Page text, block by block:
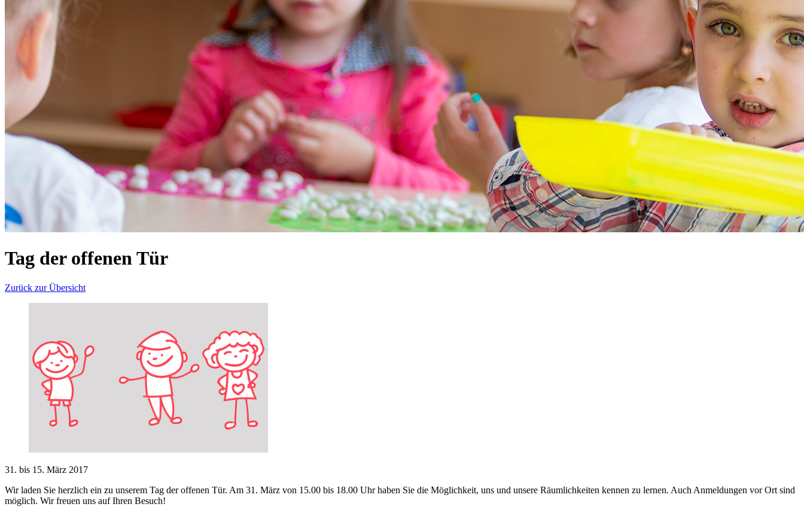
Tag der offenen Tür
Zurück zur Übersicht
31. bis 15. März 2017
Wir laden Sie herzlich ein zu unserem Tag der offenen Tür. Am 31. März von 15.00 bis 18.00 Uhr haben Sie die Möglichkeit, uns und unsere Räumlichkeiten kennen zu lernen. Auch Anmeldungen vor Ort sind
möglich. Wir freuen uns auf Ihren Besuch!